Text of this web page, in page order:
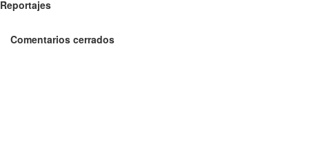
Reportajes
Comentarios cerrados